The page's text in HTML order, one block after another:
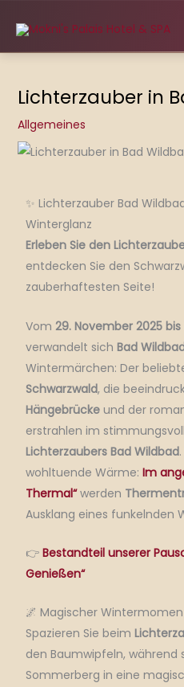
Inhalt
springen
Lichterzauber in
Allgemeines
✨ Lichterzauber Bad
Winterglanz
Erleben Sie den
entdecken Sie den
zauberhaftesten Seite!
Vom 29. November 2025 bis
verwandelt sich Bad
Wintermärchen: Der
Schwarzwald, die
Hängebrückeund der
erstrahlen im
Lichterzaubers Bad Wildbad
wohltuende Wärme: Im
Thermal“werden
Ausklang eines funkelnden
👉 Bestandteil unserer
Genießen“
🌌 Magischer
Spazieren Sie beim
den Baumwipfeln,
Sommerberg in eine